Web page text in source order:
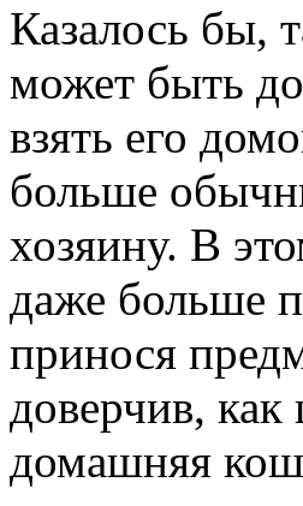
Казалось бы,
может быть
взять его
больше
хозяину. В
даже больше
принося
доверчив,
домашняя